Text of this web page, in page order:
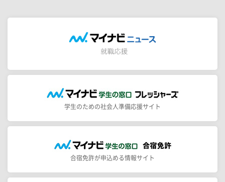
学生のための社会人準備応援サイト
合宿免許が申込める情報サイト